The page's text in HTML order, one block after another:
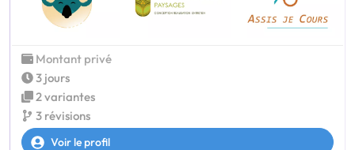
Montant privé
3 jours
2 variantes
3 révisions
Voir le profil